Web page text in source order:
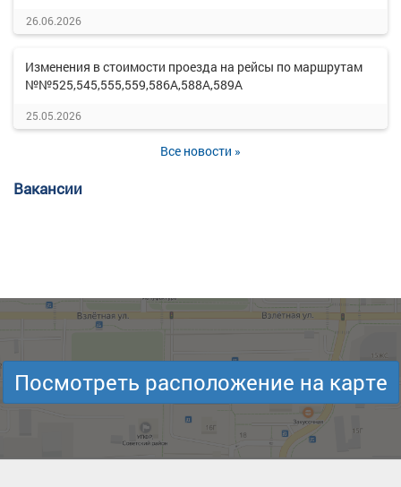
26.06.2026
Изменения в стоимости проезда на рейсы по маршрутам
№№525,545,555,559,586А,588А,589А
25.05.2026
Все новости »
Вакансии
Посмотреть расположение на карте